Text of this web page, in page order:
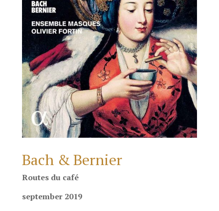
Bach & Bernier
Routes du café
september 2019